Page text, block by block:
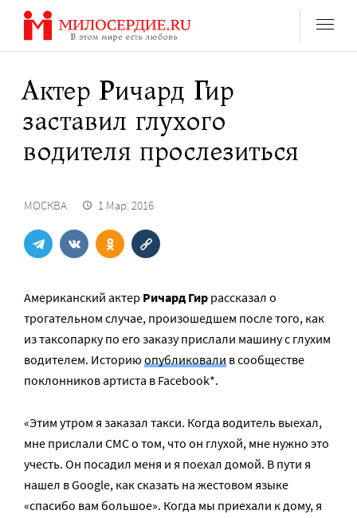
Перейти
содержанию
Актер Ричард Гир
заставил глухого
водителя прослезиться
МОСКВА 1 Мар. 2016
Американский актер Ричард Гир рассказал о
трогательном случае, произошедшем после того, как
из таксопарку по его заказу прислали машину с глухим
водителем. Историю опубликовали в сообществе
поклонников артиста в Facebook*.
«Этим утром я заказал такси. Когда водитель выехал,
мне прислали СМС о том, что он глухой, мне нужно это
учесть. Он посадил меня и я поехал домой. В пути я
нашел в Google, как сказать на жестовом языке
«спасибо вам большое». Когда мы приехали к дому, я